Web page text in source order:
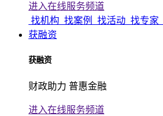
进入在线服务频道
找机构 找案例 找活动 找专家
获融资
获融资
财政助力 普惠金融
进入在线服务频道